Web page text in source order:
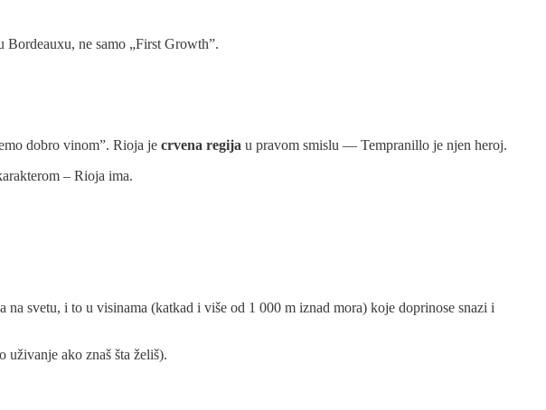
Bordeauxu, ne samo „First Growth”.
dobro vinom”. Rioja je crvena regija u pravom smislu — Tempranillo je njen heroj.
– Rioja ima.
svetu, i to u visinama (katkad i više od 1 000 m iznad mora) koje doprinose snazi i
ako znaš šta želiš).